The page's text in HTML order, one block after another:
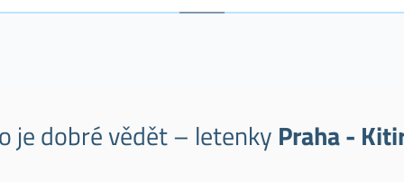
je dobré vědět – letenky Praha -